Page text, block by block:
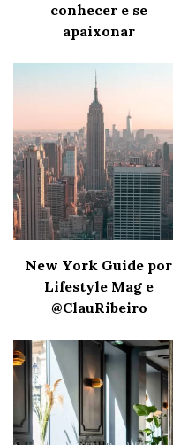
conhecer e se
apaixonar
New York Guide por
Lifestyle Mag e
@ClauRibeiro